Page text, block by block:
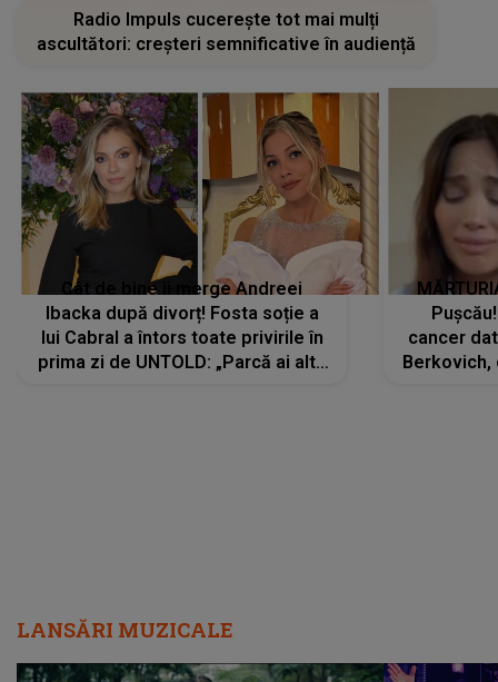
Radio Impuls cucerește tot mai mulți
ascultători: creșteri semnificative în audiență
Cât de bine îi merge Andreei
Ibacka după divorț! Fosta soție a
lui Cabral a întors toate privirile în
prima zi de UNTOLD: „Parcă ai altă
cancer
LANSĂRI MUZICALE